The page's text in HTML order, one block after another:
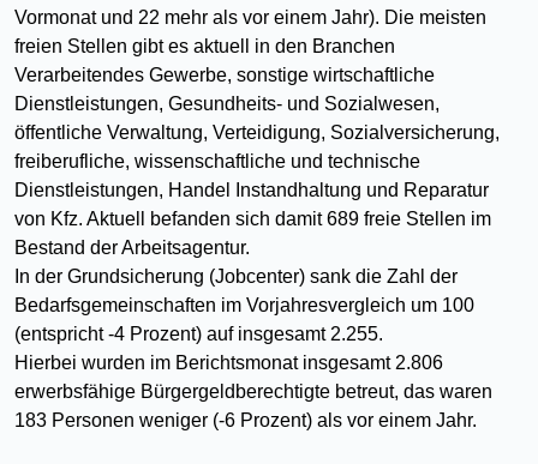
Vormonat und 22 mehr als vor einem Jahr). Die meisten
freien Stellen gibt es aktuell in den Branchen
Verarbeitendes Gewerbe, sonstige wirtschaftliche
Dienstleistungen, Gesundheits- und Sozialwesen,
öffentliche Verwaltung, Verteidigung, Sozialversicherung,
freiberufliche, wissenschaftliche und technische
Dienstleistungen, Handel Instandhaltung und Reparatur
von Kfz. Aktuell befanden sich damit 689 freie Stellen im
Bestand der Arbeitsagentur.
In der Grundsicherung (Jobcenter) sank die Zahl der
Bedarfsgemeinschaften im Vorjahresvergleich um 100
(entspricht -4 Prozent) auf insgesamt 2.255.
Hierbei wurden im Berichtsmonat insgesamt 2.806
erwerbsfähige Bürgergeldberechtigte betreut, das waren
183 Personen weniger (-6 Prozent) als vor einem Jahr.